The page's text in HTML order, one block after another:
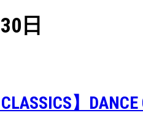
日
CLASSICS】